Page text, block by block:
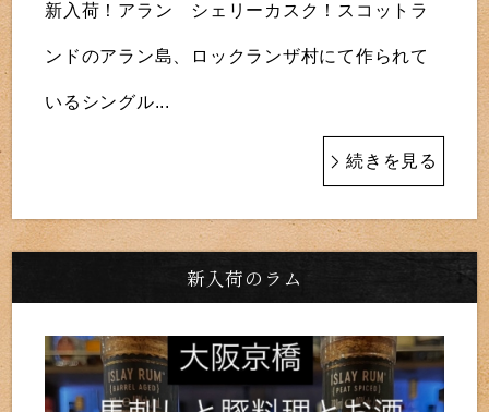
新入荷！アラン シェリーカスク！スコットラ
ンドのアラン島、ロックランザ村にて作られて
いるシングル...
続きを見る
新入荷のラム